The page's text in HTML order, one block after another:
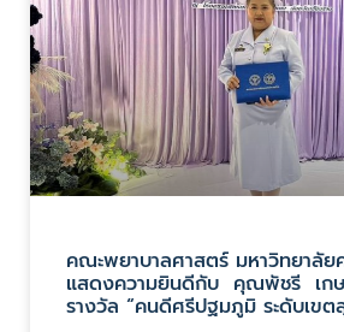
คณะพยาบาลศาสตร์ มหาวิทยาลัย
แสดงความยินดีกับ คุณพัชรี เกษ
รางวัล “คนดีศรีปฐมภูมิ ระดับเขต